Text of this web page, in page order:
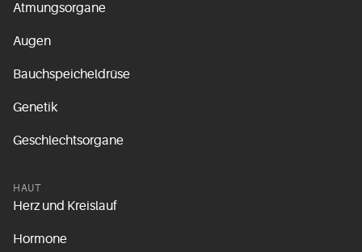
Atmungsorgane
Augen
Bauchspeicheldrüse
Genetik
Geschlechtsorgane
HAUT
Herz und Kreislauf
Hormone